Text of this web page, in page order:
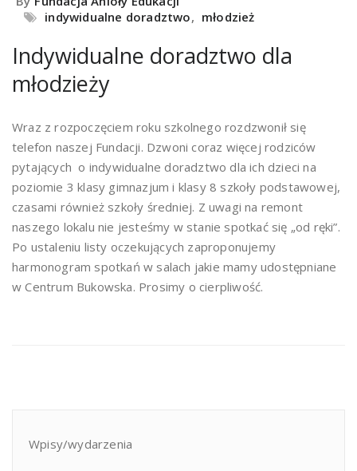
indywidualne doradztwo, młodzież
Indywidualne doradztwo dla
młodzieży
Wraz z rozpoczęciem roku szkolnego rozdzwonił się
telefon naszej Fundacji. Dzwoni coraz więcej rodziców
pytających o indywidualne doradztwo dla ich dzieci na
poziomie 3 klasy gimnazjum i klasy 8 szkoły podstawowej,
czasami również szkoły średniej. Z uwagi na remont
naszego lokalu nie jesteśmy w stanie spotkać się „od ręki”.
Po ustaleniu listy oczekujących zaproponujemy
harmonogram spotkań w salach jakie mamy udostępniane
w Centrum Bukowska. Prosimy o cierpliwość.
Wpisy/wydarzenia